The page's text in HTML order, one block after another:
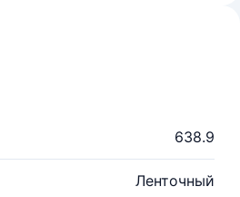
638.9
Ленточный